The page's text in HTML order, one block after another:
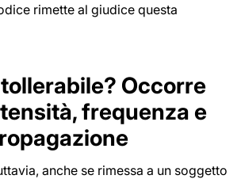
rimette al giudice questa
Occorre
frequenza e
anche se rimessa a un soggetto